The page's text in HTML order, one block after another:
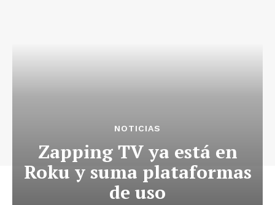
NOTICIAS
Zapping TV ya está en
Roku y suma plataformas
de uso